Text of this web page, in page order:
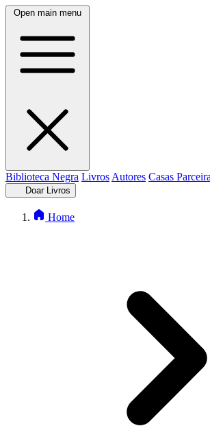
Open main menu
Biblioteca Negra Livros Autores Casas
Doar Livros
Home